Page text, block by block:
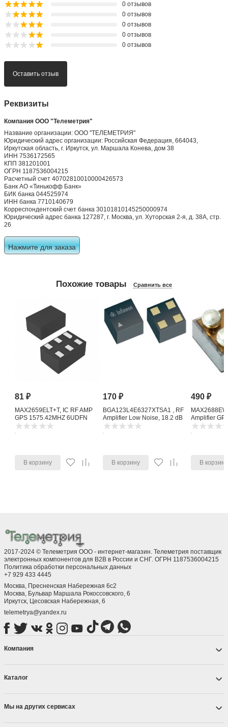
0 отзывов
0 отзывов
0 отзывов
0 отзывов
0 отзывов
Оставить отзыв
Реквизиты
Компания ООО "Телеметрия"
Название организации: ООО "ТЕЛЕМЕТРИЯ"
Юридический адрес организации: Российская Федерация, 664043,
Иркутская область, г. Иркутск, ул. Маршала Конева, дом 38
ИНН 7536172565
КПП 381201001
ОГРН 1187536004215
Расчетный счет 40702810010000426573
Банк АО «Тинькофф Банк»
БИК банка 044525974
ИНН банка 7710140679
Корреспондентский счет банка 30101810145250000974
Юридический адрес банка 127287, г. Москва, ул. Хуторская 2-я, д. 38А, стр.
26
Нажмите для заказа
Похожие товары Сравнить все
81₽
MAX2659ELT+T, IC RF AMP
GPS 1575.42MHZ 6UDFN
В корзину
170₽
BGA123L4E6327XTSA1 , RF
Amplifier Low Noise, 18.2 dB
1615 MHz, 4-Pin TSLP-4-11
В корзину
490₽
Amplifier
Noise
В корзину
2017-2024 © Телеметрия ООО - интернет-магазин. Телеметрия поставщик
электронных компонентов для B2B в России и СНГ. ОГРН 1187536004215
Политика обработки персональных данных
+7 929 433 4445
Москва, Пресненская Набережная 6с2
Москва, ​Бульвар Маршала Рокоссовского, 6
Иркутск, ​Цесовская Набережная, 6
telemetrya@yandex.ru
Компания
Каталог
Мы на других сервисах